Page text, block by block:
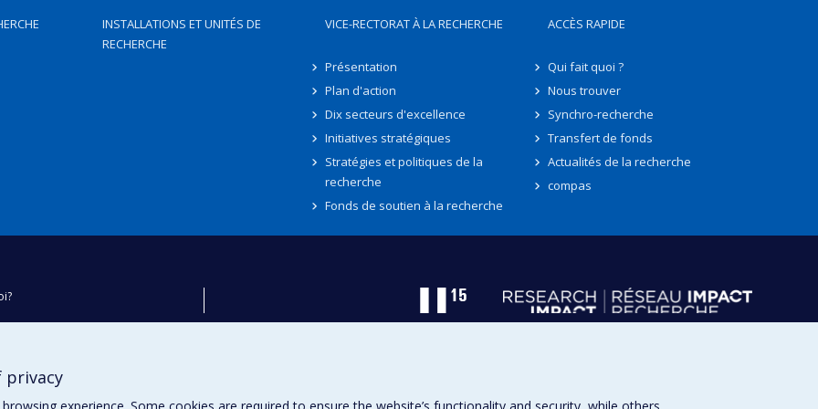
INSTALLATIONS ET UNITÉS DE
RECHERCHE
VICE-RECTORAT À LA RECHERCHE
Présentation
Plan d'action
Dix secteurs d'excellence
Initiatives stratégiques
Stratégies et politiques de la
recherche
Fonds de soutien à la recherche
ACCÈS RAPIDE
Qui fait quoi ?
Nous trouver
Synchro-recherche
Transfert de fonds
Actualités de la recherche
compas
privacy
experience. Some cookies are required to ensure the website’s functionality and security, while others